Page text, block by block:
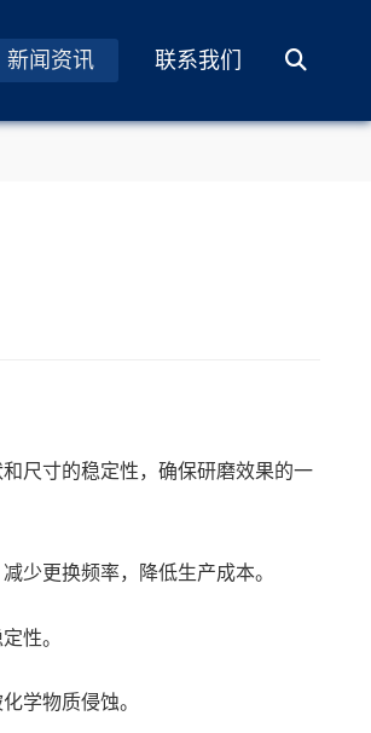
新闻资讯 联系我们
尺寸的稳定性，确保研磨效果的一
少更换频率，降低生产成本。
性。
学物质侵蚀。